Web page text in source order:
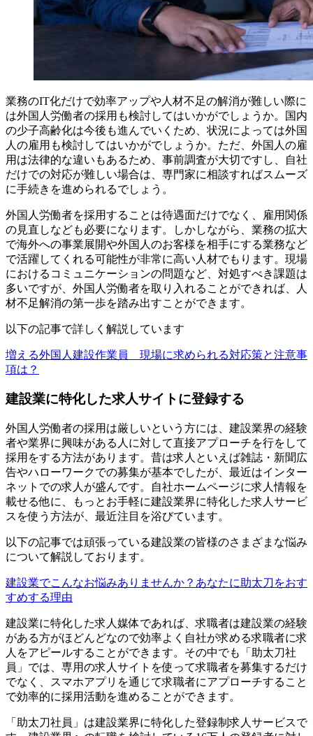
業務のIT化だけで効率アップや人材不足の解消が難しい際に
は外国人労働者の採用も検討してはいかがでしょうか。国内
の少子高齢化は今後も進んでいくため、状況によっては外国
人の雇用も検討してはいかがでしょうか。ただ、外国人の雇
用は法律的な違いもあるため、事前調査が大切ですし、自社
だけでの対応が難しい場合は、専門家に相談すればスムーズ
に手続きを進められるでしょう。
外国人労働者を採用することは待遇面だけでなく、雇用関係
の見直しなども必要になります。しかしながら、業務の拡大
で海外への事業展開や外国人のお客様を相手にする業務など
で活躍してくれる可能性が非常に高い人材でもります。現場
におけるコミュニケーションの問題など、対処すべき課題は
多いですが、外国人労働者を取り入れることができれば、人
材不足解消の第一歩を踏み出すことができます。
以下の記事で詳しく解説しています
増える外国人建設作業員 現場に求められる対応策と注意事
項は？
建設業に特化した求人サイトに登録する
外国人労働者の採用は厳しいという方には、建設業界の経験
者や業界に興味がある人に対して直接アプローチを行をして
採用をする方法があります。昔は求人といえば雑誌・新聞広
告やハローワークでの募集が基本でしたが、最近はインター
ネットでの求人が盛んです。自社ホームページに求人情報を
載せる他に、もっとお手軽に建設業界に特化した求人サービ
スを使う方法が、最近注目を浴びています。
以下の記事では頑張っている建設業の皆様のさまざまな悩み
について解説しております。
建設業でこんなお悩みありませんか？あなたに助太刀をおす
すめする理由
建設業に特化した求人媒体であれば、求職者は建設業の経験
がある方がほどんどなので効率よく自社が求める求職者に求
人をアピールすることができます。その中でも「助太刀社
員」では、専用の求人サイトを使って求職者を募集するだけ
でなく、スマホアプリを通じて求職者にアプローチすること
で効率的に採用活動を進めることができます。
「助太刀社員」は建設業界に特化した登録制求人サービスで